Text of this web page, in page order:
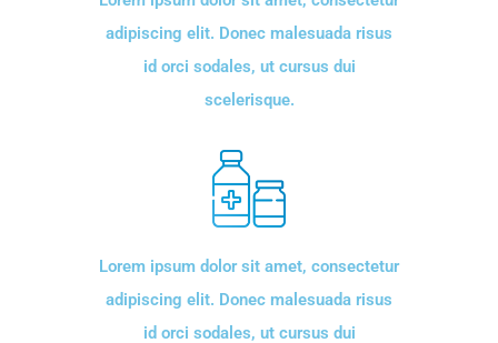
adipiscing elit. Donec malesuada risus
id orci sodales, ut cursus dui
scelerisque.
Lorem ipsum dolor sit amet, consectetur
adipiscing elit. Donec malesuada risus
id orci sodales, ut cursus dui